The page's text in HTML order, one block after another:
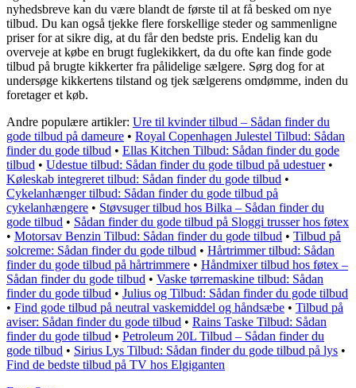
nyhedsbreve kan du være blandt de første til at få besked om nye
tilbud. Du kan også tjekke flere forskellige steder og sammenligne
priser for at sikre dig, at du får den bedste pris. Endelig kan du
overveje at købe en brugt fuglekikkert, da du ofte kan finde gode
tilbud på brugte kikkerter fra pålidelige sælgere. Sørg dog for at
undersøge kikkertens tilstand og tjek sælgerens omdømme, inden du
foretager et køb.
Andre populære artikler: Ure til kvinder tilbud – Sådan finder du
gode tilbud på dameure • Royal Copenhagen Julestel Tilbud: Sådan
finder du gode tilbud • Ellas Kitchen Tilbud: Sådan finder du gode
tilbud • Udestue tilbud: Sådan finder du gode tilbud på udestuer•
Køleskab integreret tilbud: Sådan finder du gode tilbud •
Cykelanhænger tilbud: Sådan finder du gode tilbud på
cykelanhængere • Støvsuger tilbud hos Bilka – Sådan finder du
gode tilbud • Sådan finder du gode tilbud på Sloggi trusser hos føtex
• Motorsav Benzin Tilbud: Sådan finder du gode tilbud • Tilbud på
solcreme: Sådan finder du gode tilbud • Hårtrimmer tilbud: Sådan
finder du gode tilbud på hårtrimmere • Håndmixer tilbud hos føtex –
Sådan finder du gode tilbud • Vaske tørremaskine tilbud: Sådan
finder du gode tilbud • Julius og Tilbud: Sådan finder du gode tilbud
• Find gode tilbud på neutral vaskemiddel og håndsæbe • Tilbud på
aviser: Sådan finder du gode tilbud • Rains Taske Tilbud: Sådan
finder du gode tilbud • Petroleum 20L Tilbud – Sådan finder du
gode tilbud • Sirius Lys Tilbud: Sådan finder du gode tilbud på lys •
Find de bedste tilbud på TV hos Elgiganten